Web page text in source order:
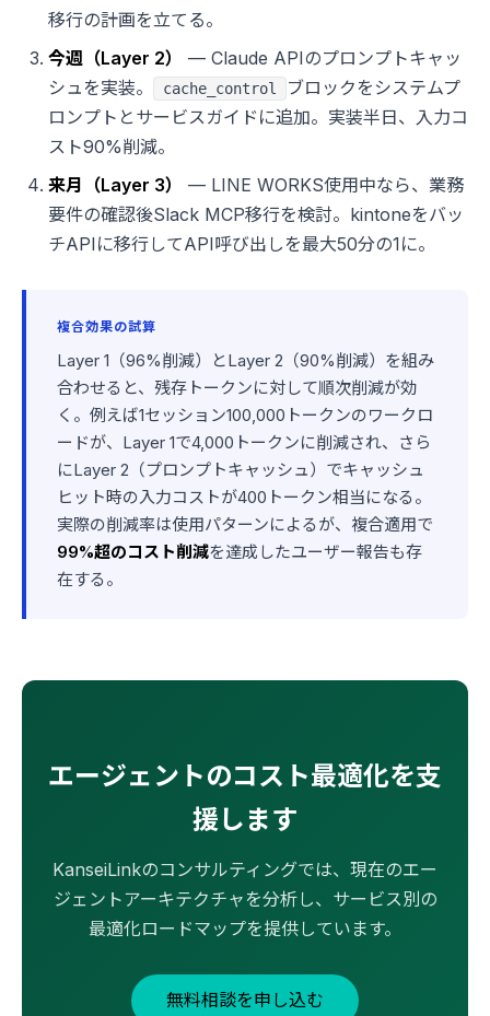
移行の計画を立てる。
今週（Layer 2）
— Claude APIのプロンプトキャッ
シュを実装。
cache_control
ブロックをシステムプ
ロンプトとサービスガイドに追加。実装半日、入力コ
スト90%削減。
来月（Layer 3）
— LINE WORKS使用中なら、業務
要件の確認後Slack MCP移行を検討。kintoneをバッ
チAPIに移行してAPI呼び出しを最大50分の1に。
複合効果の試算
Layer 1（96%削減）とLayer 2（90%削減）を組み
合わせると、残存トークンに対して順次削減が効
く。例えば1セッション100,000トークンのワークロ
ードが、Layer 1で4,000トークンに削減され、さら
にLayer 2（プロンプトキャッシュ）でキャッシュ
ヒット時の入力コストが400トークン相当になる。
実際の削減率は使用パターンによるが、複合適用で
99%超のコスト削減を達成したユーザー報告も存
在する。
エージェントのコスト最適化を支
援します
KanseiLinkのコンサルティングでは、現在のエー
ジェントアーキテクチャを分析し、サービス別の
最適化ロードマップを提供しています。
無料相談を申し込む